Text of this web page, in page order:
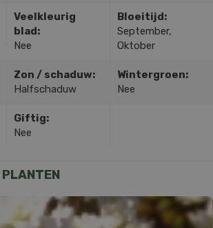
Veelkleurig
blad:
Nee
Bloeitijd:
September,
Oktober
Zon / schaduw:
Halfschaduw
Wintergroen:
Nee
Giftig:
Nee